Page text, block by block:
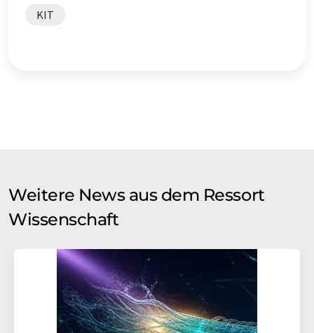
KIT
Weitere News aus dem Ressort
Wissenschaft